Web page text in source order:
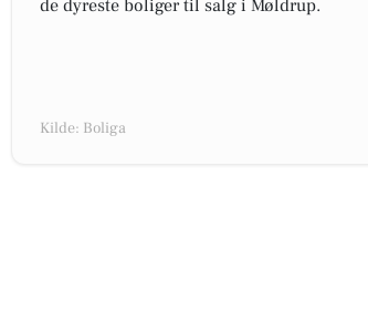
de dyreste boliger til salg i Møldrup.
Kilde: Boliga